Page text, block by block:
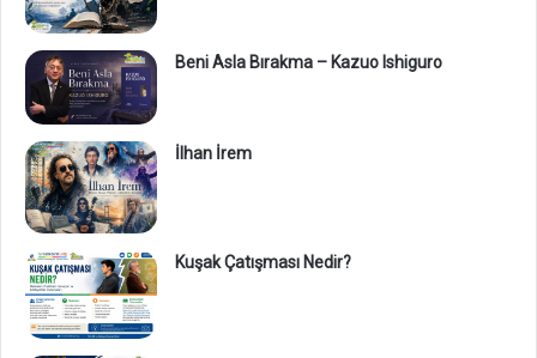
Beni Asla Bırakma – Kazuo Ishiguro
İlhan İrem
Kuşak Çatışması Nedir?